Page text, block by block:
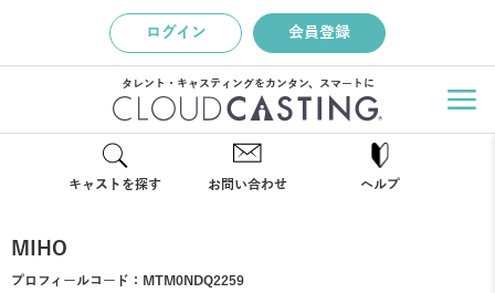
ログイン 会員登録
タレント・キャスティングをカンタン、スマートに
キャストを探す お問い合わせ ヘルプ
MIHO
プロフィールコード： MTM0NDQ2259